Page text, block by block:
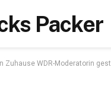
Packer
Zuhause WDR-Moderatorin